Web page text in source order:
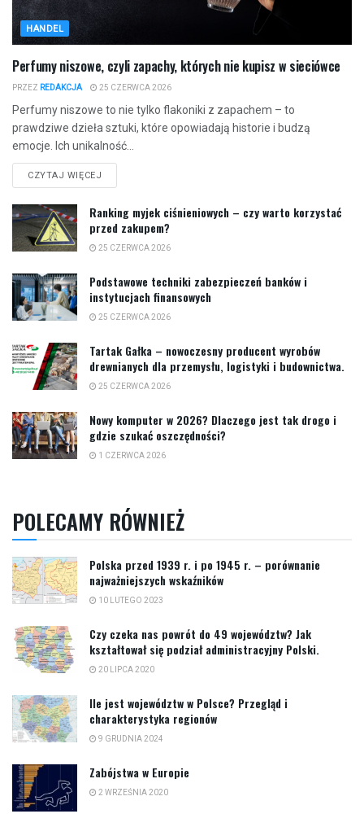
HANDEL
Perfumy niszowe, czyli zapachy, których nie kupisz w sieciówce
PRZEZ REDAKCJA 25 CZERWCA 2026
Perfumy niszowe to nie tylko flakoniki z zapachem – to
prawdziwe dzieła sztuki, które opowiadają historie i budzą
emocje. Ich unikalność...
CZYTAJ WIĘCEJ
Ranking myjek ciśnieniowych – czy warto korzystać
przed zakupem?
25 CZERWCA 2026
Podstawowe techniki zabezpieczeń banków i
instytucjach finansowych
25 CZERWCA 2026
Tartak Gałka – nowoczesny producent wyrobów
drewnianych dla przemysłu, logistyki i budownictwa.
25 CZERWCA 2026
Nowy komputer w 2026? Dlaczego jest tak drogo i
gdzie szukać oszczędności?
1 CZERWCA 2026
POLECAMY RÓWNIEŻ
Polska przed 1939 r. i po 1945 r. – porównanie
najważniejszych wskaźników
10 LUTEGO 2023
Czy czeka nas powrót do 49 województw? Jak
kształtował się podział administracyjny Polski.
20 LIPCA 2020
Ile jest województw w Polsce? Przegląd i
charakterystyka regionów
9 GRUDNIA 2024
Zabójstwa w Europie
2 WRZEŚNIA 2020